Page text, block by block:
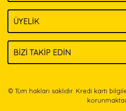
ÜYELİK
BİZİ TAKİP EDİN
© Tüm hakları saklıdır. Kredi kartı